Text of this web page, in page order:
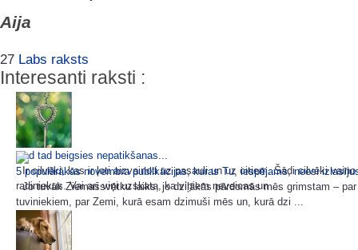
Aija
27 Labs raksts
Interesanti raksti :
Kad tad beigsies nepatikšanas...
Ir cilvēki, kas ir ļoti aizvainoti uz pasauli un uz citiem. Šādi cilvēki vaino
radiniekus. Vai arī viņi uzskata, ka viņiem neveicas un ...
5 populārākās novembra publikācijas, kuras Tu, iespējams, neesi
Jo tuvāk Ziemassvētku laiks, jo dziļākās pārdomās mēs grimstam –
tuviniekiem, par Zemi, kurā esam dzimuši mēs un, kurā dzi ...